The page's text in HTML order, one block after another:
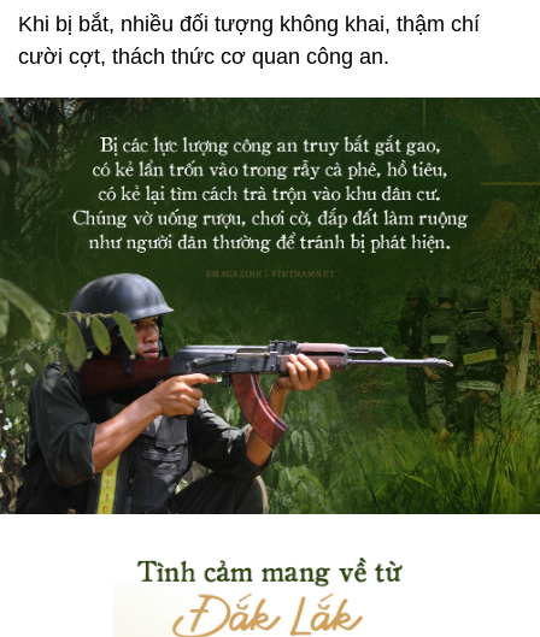
Khi bị bắt, nhiều đối tượng không khai, thậm chí
cười cợt, thách thức cơ quan công an.